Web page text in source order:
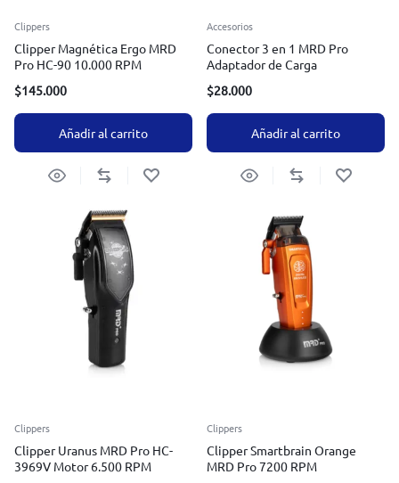
Clippers
Clipper Magnética Ergo MRD
Pro HC-90 10.000 RPM
$145.000
Añadir al carrito
Accesorios
Conector 3 en 1 MRD Pro
Adaptador de Carga
$28.000
Añadir al carrito
Clippers
Clipper Uranus MRD Pro HC-
3969V Motor 6.500 RPM
Clippers
Clipper Smartbrain Orange
MRD Pro 7200 RPM